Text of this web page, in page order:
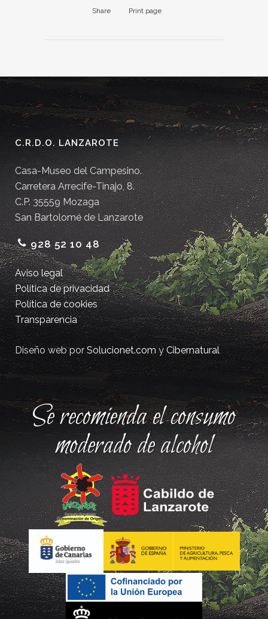
Share Print page
C.R.D.O. LANZAROTE
Casa-Museo del Campesino.
Carretera Arrecife-Tinajo, 8.
C.P. 35559 Mozaga
San Bartolomé de Lanzarote
928 52 10 48
Aviso legal
Política de privacidad
Política de cookies
Transparencia
Diseño web porSolucionet.comyCibernatural
Se recomienda el consumo
moderado de alcohol